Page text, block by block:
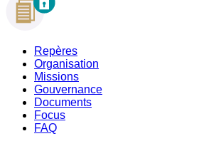
Repères
Organisation
Missions
Gouvernance
Documents
Focus
FAQ